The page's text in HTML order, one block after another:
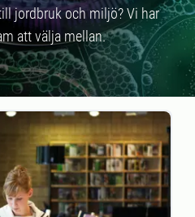
jordbruk och miljö? Vi har
att välja mellan.